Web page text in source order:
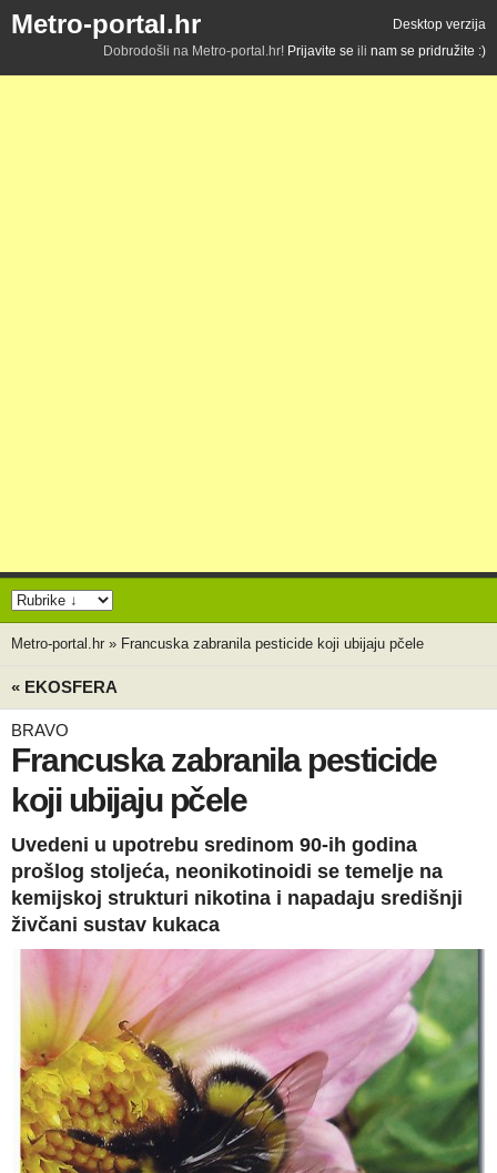
Metro-portal.hr
Desktop verzija
Dobrodošli na Metro-portal.hr! Prijavite se ili nam se pridružite :)
Metro-portal.hr » Francuska zabranila pesticide koji ubijaju pčele
« EKOSFERA
BRAVO
Francuska zabranila pesticide
koji ubijaju pčele
Uvedeni u upotrebu sredinom 90-ih godina
prošlog stoljeća, neonikotinoidi se temelje na
kemijskoj strukturi nikotina i napadaju središnji
živčani sustav kukaca